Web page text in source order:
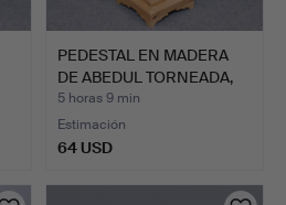
PEDESTAL EN MADERA
DE ABEDUL TORNEADA,
SIG…
5 horas 9 min
Estimación
64 USD